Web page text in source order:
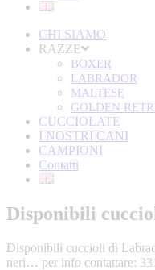
CHI SIAMO
RAZZE
BOXER
LABRADOR
MALTESE
GOLDEN
CUCCIOLATE
I NOSTRI CANI
CAMPIONI
Contatti
Disponibili
Disponibili cuccioli di
neri… per info contattare: